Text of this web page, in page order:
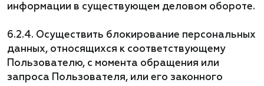
информации в существующем деловом обороте.
6.2.4. Осуществить блокирование персональных
данных, относящихся к соответствующему
Пользователю, с момента обращения или
запроса Пользователя, или его законного